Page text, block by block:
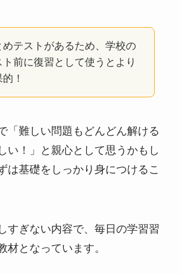
めテストがあるため、学校の
ト前に復習として使うとより
！
「難しい問題もどんどん解ける
い！」と親心として思うかもし
は基礎をしっかり身につけるこ
すぎない内容で、毎日の学習習
材となっています。